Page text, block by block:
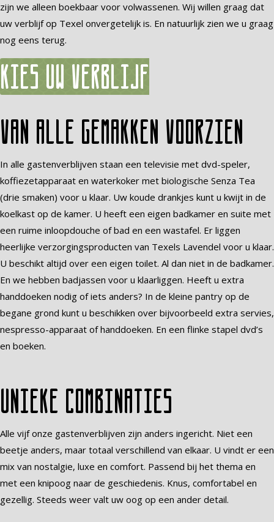
zijn we alleen boekbaar voor volwassenen. Wij willen graag dat
uw verblijf op Texel onvergetelijk is. En natuurlijk zien we u graag
nog eens terug.
Kies uw verblijf
Van alle gemakken voorzien
In alle gastenverblijven staan een televisie met dvd-speler,
koffiezetapparaat en waterkoker met biologische Senza Tea
(drie smaken) voor u klaar. Uw koude drankjes kunt u kwijt in de
koelkast op de kamer. U heeft een eigen badkamer en suite met
een ruime inloopdouche of bad en een wastafel. Er liggen
heerlijke verzorgingsproducten van Texels Lavendel voor u klaar.
U beschikt altijd over een eigen toilet. Al dan niet in de badkamer.
En we hebben badjassen voor u klaarliggen. Heeft u extra
handdoeken nodig of iets anders? In de kleine pantry op de
begane grond kunt u beschikken over bijvoorbeeld extra servies,
nespresso-apparaat of handdoeken. En een flinke stapel dvd’s
en boeken.
Unieke combinaties
Alle vijf onze gastenverblijven zijn anders ingericht. Niet een
beetje anders, maar totaal verschillend van elkaar. U vindt er een
mix van nostalgie, luxe en comfort. Passend bij het thema en
met een knipoog naar de geschiedenis. Knus, comfortabel en
gezellig. Steeds weer valt uw oog op een ander detail.